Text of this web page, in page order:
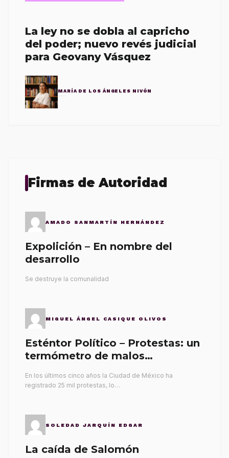
La ley no se dobla al capricho
del poder; nuevo revés judicial
para Geovany Vásquez
MARÍA DE LOS ÁNGELES NIVÓN
Firmas de Autoridad
AMADO SANMARTÍN HERNÁNDEZ
Expolición – En nombre del
desarrollo
Se destruye la comunalidad
MIGUEL ÁNGEL CASIQUE OLIVOS
Esténtor Político – Protestas: un
termómetro de malos
En los últimos cinco años la Ciudad de México ha
registrado 25 mil protestas, lo…
SOLEDAD JARQUÍN EDGAR
La caída de Salomón